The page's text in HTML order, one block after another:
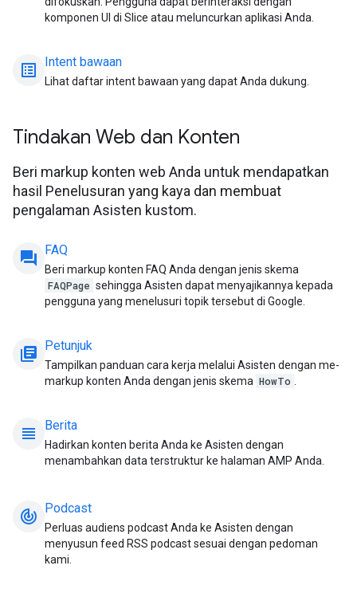
komponen UI di Slice atau meluncurkan aplikasi Anda.
list_alt Intent bawaan
Lihat daftar intent bawaan yang dapat Anda dukung.
Tindakan Web dan Konten
Beri markup konten web Anda untuk mendapatkan
hasil Penelusuran yang kaya dan membuat
pengalaman Asisten kustom.
question_answer FAQ
Beri markup konten FAQ Anda dengan jenis skema
FAQPage sehingga Asisten dapat menyajikannya kepada
pengguna yang menelusuri topik tersebut di Google.
library_books Petunjuk
Tampilkan panduan cara kerja melalui Asisten dengan me-
markup konten Anda dengan jenis skema HowTo
view_headline Berita
Hadirkan konten berita Anda ke Asisten dengan
menambahkan data terstruktur ke halaman AMP Anda.
track_changes Podcast
Perluas audiens podcast Anda ke Asisten dengan
menyusun feed RSS podcast sesuai dengan pedoman
kami.